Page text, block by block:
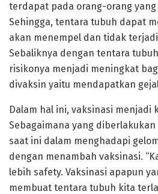
terdapat pada orang-orang
Sehingga, tentara tubuh dapat
akan menempel dan tidak
Sebaliknya dengan tentara
risikonya menjadi meningkat
divaksin yaitu mendapatkan
Dalam hal ini, vaksinasi menjadi
Sebagaimana yang
saat ini dalam menghadapi
dengan menambah vaksinasi.
lebih safety. Vaksinasi apapun
membuat tentara tubuh kita